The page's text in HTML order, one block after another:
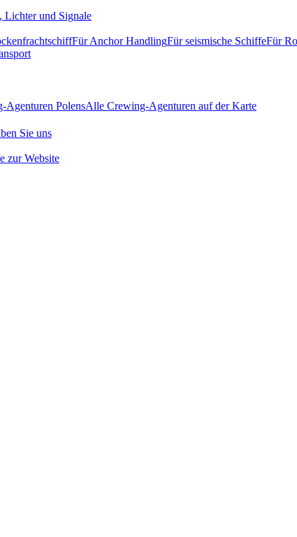
und Signale
Für Anchor HandlingFür seismische SchiffeFür
Agenturen PolensAlle Crewing-Agenturen auf der Karte
Sie uns
zur Website